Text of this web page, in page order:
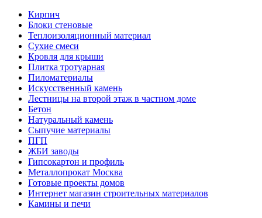
Кирпич
Блоки стеновые
Теплоизоляционный материал
Сухие смеси
Кровля для крыши
Плитка тротуарная
Пиломатериалы
Искусственный камень
Лестницы на второй этаж в частном доме
Бетон
Натуральный камень
Сыпучие материалы
ПГП
ЖБИ заводы
Гипсокартон и профиль
Металлопрокат Москва
Готовые проекты домов
Интернет магазин строительных материалов
Камины и печи